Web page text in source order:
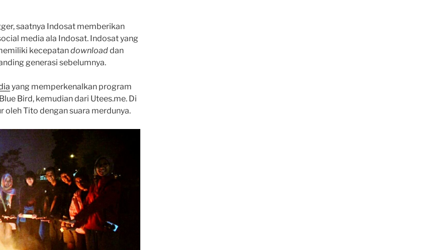
saatnya Indosat memberikan
media ala Indosat. Indosat yang
kecepatandownloaddan
generasi sebelumnya.
yang memperkenalkan program
Bird, kemudian dari Utees.me. Di
oleh Tito dengan suara merdunya.